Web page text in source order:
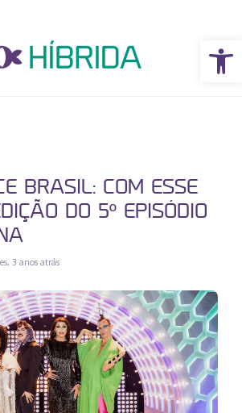
Abrir a barra de ferramentas
BRASIL: COM ESSE
DO 5º EPISÓDIO
, 3 anos atrás